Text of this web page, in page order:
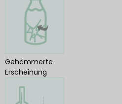
Gehämmerte
Erscheinung